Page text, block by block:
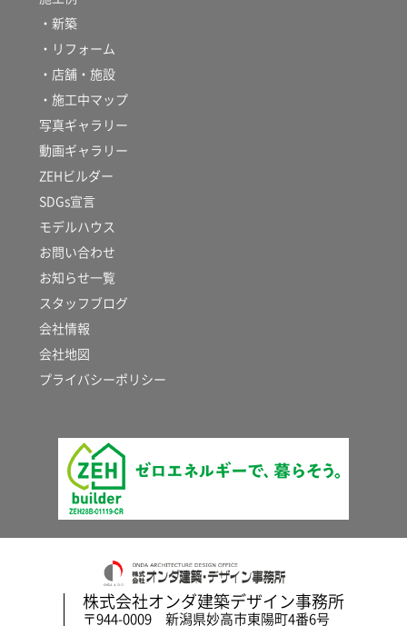
・新築
・リフォーム
・店舗・施設
・施工中マップ
写真ギャラリー
動画ギャラリー
ZEHビルダー
SDGs宣言
モデルハウス
お問い合わせ
お知らせ一覧
スタッフブログ
会社情報
会社地図
プライバシーポリシー
株式会社オンダ建築デザイン事務所
〒944-0009 新潟県妙高市東陽町4番6号